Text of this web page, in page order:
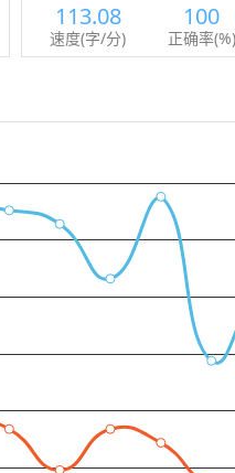
113.08
速度(字/分)
100
正确率(%)